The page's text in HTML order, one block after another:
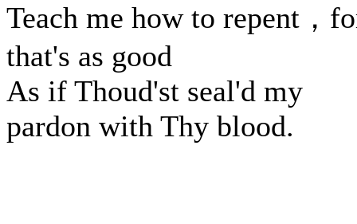
Teach me how to repent，
that's as good
As if Thoud'st seal'd my
pardon with Thy blood.